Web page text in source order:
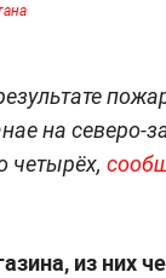
на северо-
четырёх,
из них